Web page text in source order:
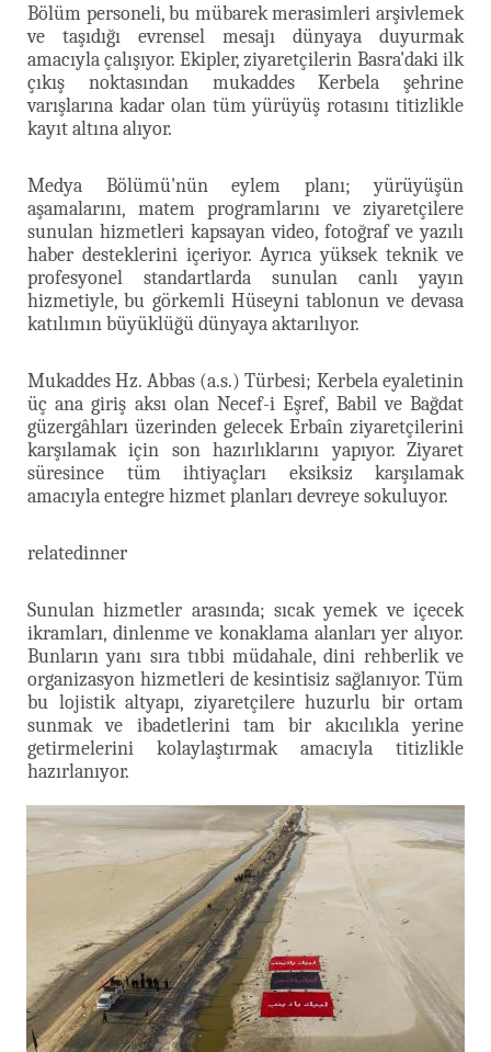
Bölüm personeli, bu mübarek merasimleri arşivlemek
ve taşıdığı evrensel mesajı dünyaya duyurmak
amacıyla çalışıyor. Ekipler, ziyaretçilerin Basra'daki ilk
çıkış noktasından mukaddes Kerbela şehrine
varışlarına kadar olan tüm yürüyüş rotasını titizlikle
kayıt altına alıyor.
Medya Bölümü'nün eylem planı; yürüyüşün
aşamalarını, matem programlarını ve ziyaretçilere
sunulan hizmetleri kapsayan video, fotoğraf ve yazılı
haber desteklerini içeriyor. Ayrıca yüksek teknik ve
profesyonel standartlarda sunulan canlı yayın
hizmetiyle, bu görkemli Hüseyni tablonun ve devasa
katılımın büyüklüğü dünyaya aktarılıyor.
Mukaddes Hz. Abbas (a.s.) Türbesi; Kerbela eyaletinin
üç ana giriş aksı olan Necef-i Eşref, Babil ve Bağdat
güzergâhları üzerinden gelecek Erbaîn ziyaretçilerini
karşılamak için son hazırlıklarını yapıyor. Ziyaret
süresince tüm ihtiyaçları eksiksiz karşılamak
amacıyla entegre hizmet planları devreye sokuluyor.
relatedinner
Sunulan hizmetler arasında; sıcak yemek ve içecek
ikramları, dinlenme ve konaklama alanları yer alıyor.
Bunların yanı sıra tıbbi müdahale, dini rehberlik ve
organizasyon hizmetleri de kesintisiz sağlanıyor. Tüm
bu lojistik altyapı, ziyaretçilere huzurlu bir ortam
sunmak ve ibadetlerini tam bir akıcılıkla yerine
getirmelerini kolaylaştırmak amacıyla titizlikle
hazırlanıyor.